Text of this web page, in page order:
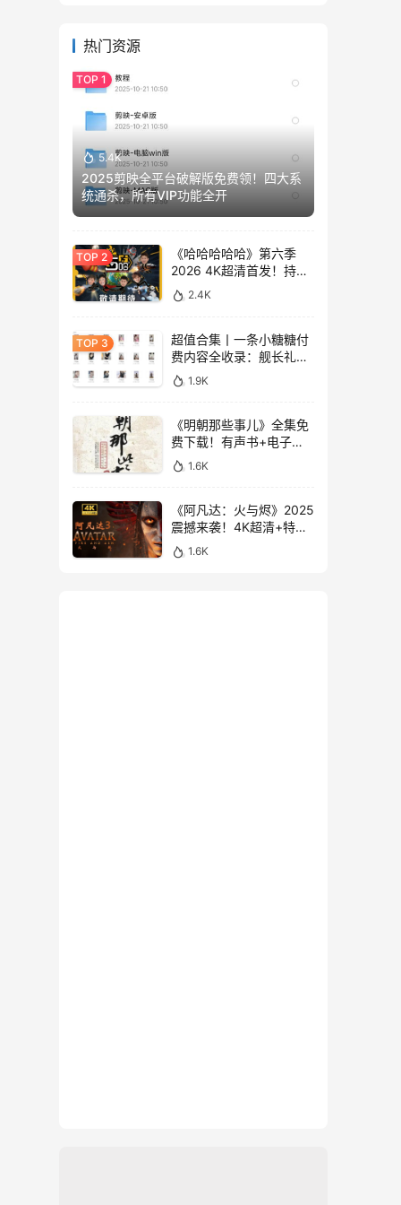
热门资源
5.4K
2025剪映全平台破解版免费领！四大系
统通杀，所有VIP功能全开
《哈哈哈哈哈》第六季
2026 4K超清首发！持续
更新免费看
2.4K
超值合集丨一条小糖糖付
费内容全收录：舰长礼包
+精选热舞+助眠视频
1.9K
《明朝那些事儿》全集免
费下载！有声书+电子书
大合集，3.1GB超值珍藏
版
1.6K
《阿凡达：火与烬》2025
震撼来袭！4K超清+特效
中字，附前两部经典
1.6K